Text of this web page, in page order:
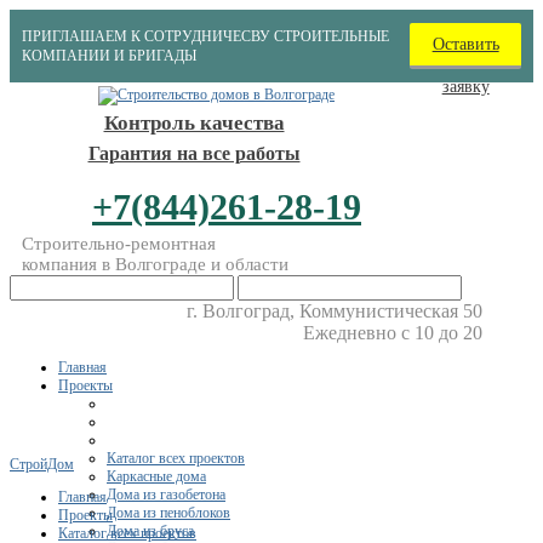
ПРИГЛАШАЕМ К СОТРУДНИЧЕСВУ СТРОИТЕЛЬНЫЕ
КОМПАНИИ И БРИГАДЫ
Оставить
заявку
Контроль качества
Гарантия на все работы
+7(844)261-28-19
Строительно-ремонтная
компания в Волгограде и области
г. Волгоград, Коммунистическая 50
Ежедневно с 10 до 20
Главная
Проекты
Каталог всех проектов
Каркасные дома
Дома из газобетона
Дома из пеноблоков
Дома из бруса
СтройДом
Главная
Проекты
Каталог всех проектов